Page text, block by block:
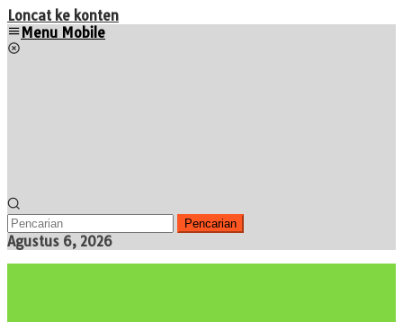
Loncat ke konten
Menu Mobile
Pencarian
Agustus 6, 2026